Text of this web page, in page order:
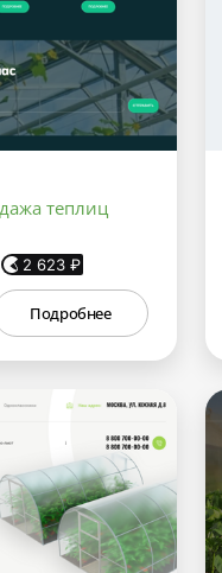
теплиц
2 623₽
Подробнее